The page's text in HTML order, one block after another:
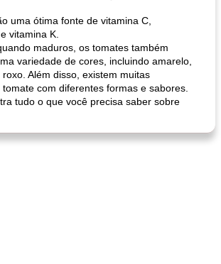
uma ótima fonte de vitamina C,
vitamina K.
maduros, os tomates também
variedade de cores, incluindo amarelo,
Além disso, existem muitas
com diferentes formas e sabores.
tudo o que você precisa saber sobre